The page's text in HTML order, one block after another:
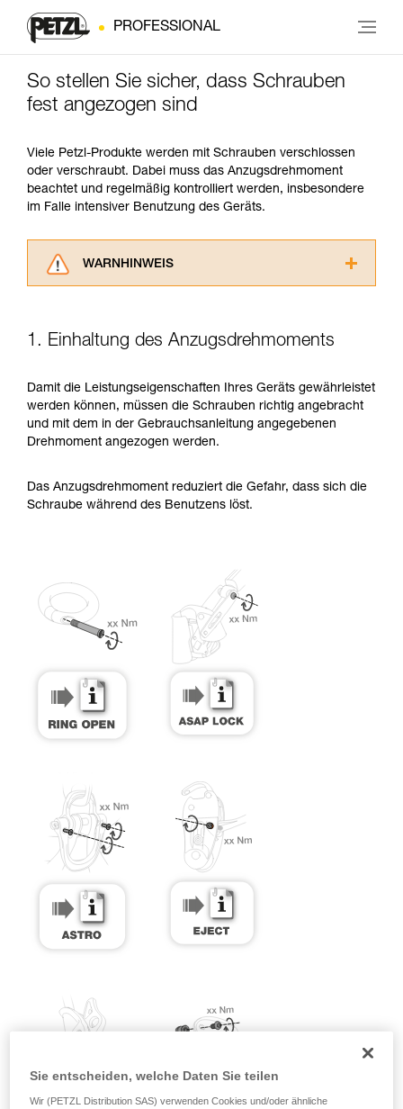
PROFESSIONAL
So stellen Sie sicher, dass Schrauben
fest angezogen sind
Viele Petzl-Produkte werden mit Schrauben verschlossen
oder verschraubt. Dabei muss das Anzugsdrehmoment
beachtet und regelmäßig kontrolliert werden, insbesondere
im Falle intensiver Benutzung des Geräts.
WARNHINWEIS
aufmerksam durch, bevor Sie diesen zu Rate
ziehen. Um diese Zusatzinformationen
der Gebrauchsanweisung enthaltenen
Informationen richtig verstanden haben.
Die Beherrschung dieser Techniken setzt eine
entsprechende Ausbildung und ein spezielles
Vorgang alleine sicher zu wiederholen, bevor
noch andere Techniken, die hier nicht
beschrieben werden.
1. Einhaltung des Anzugsdrehmoments
Damit die Leistungseigenschaften Ihres Geräts gewährleistet
werden können, müssen die Schrauben richtig angebracht
und mit dem in der Gebrauchsanleitung angegebenen
Drehmoment angezogen werden.
Das Anzugsdrehmoment reduziert die Gefahr, dass sich die
Schraube während des Benutzens löst.
Sie entscheiden, welche Daten Sie teilen
Wir (PETZL Distribution SAS) verwenden Cookies und/oder ähnliche